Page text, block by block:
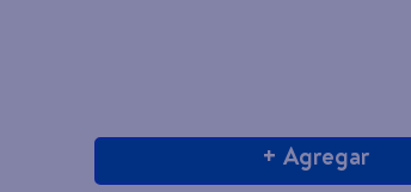
+ Agregar